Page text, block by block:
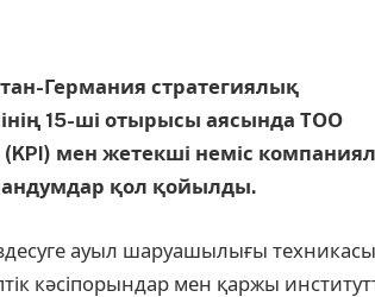
Германия стратегиялық
15-ші отырысы аясында ТОО
мен жетекші неміс
қол қойылды.
ауыл шаруашылығы
кәсіпорындар мен қаржы